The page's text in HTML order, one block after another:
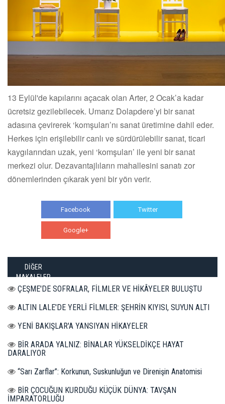
13 Eylül'de kapılarını açacak olan Arter, 2 Ocak’a kadar
ücretsiz gezilebilecek. Umarız Dolapdere’yi bir sanat
adasına çevirerek ‘komşuları’nı sanat üretimine dahil eder.
Herkes için erişilebilir canlı ve sürdürülebilir sanat, ticari
kaygılarından uzak, yeni ‘komşuları’ ile yeni bir sanat
merkezi olur. Dezavantajlıların mahallesini sanatı zor
dönemlerinden çıkarak yeni bir yön verir.
Facebook Twitter
Google+
DİĞER
MAKALELER
ÇEŞME'DE SOFRALAR, FİLMLER VE HİKÂYELER BULUŞTU
ALTIN LALE'DE YERLİ FİLMLER: ŞEHRİN KIYISI, SUYUN ALTI
YENİ BAKIŞLAR'A YANSIYAN HİKAYELER
BİR ARADA YALNIZ: BİNALAR YÜKSELDİKÇE HAYAT
DARALIYOR
“Sarı Zarflar”: Korkunun, Suskunluğun ve Direnişin Anatomisi
BİR ÇOCUĞUN KURDUĞU KÜÇÜK DÜNYA: TAVŞAN
İMPARATORLUĞU